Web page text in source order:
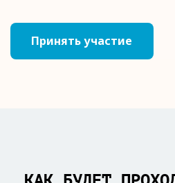
Принять участие